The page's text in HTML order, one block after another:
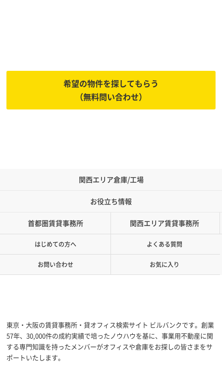
希望の物件を探してもらう
（無料問い合わせ）
関西エリア倉庫/工場
お役立ち情報
首都圏賃貸事務所 関西エリア賃貸事務所
はじめての方へ よくある質問
お問い合わせ お気に入り
東京・大阪の賃貸事務所・貸オフィス検索サイト ビルバンクです。創業
57年、30,000件の成約実績で培ったノウハウを基に、事業用不動産に関
する専門知識を持ったメンバーがオフィスや倉庫をお探しの皆さまをサ
ポートいたします。